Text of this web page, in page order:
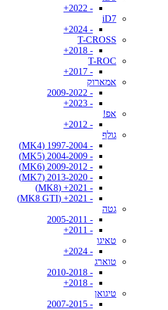
- 2022+
iD7
- 2024+
T-CROSS
- 2018+
T-ROC
- 2017+
אמארוק
- 2009-2022
- 2023+
אפ!
- 2012+
גולף
- 1997-2004 (MK4)
- 2004-2009 (MK5)
- 2009-2012 (MK6)
- 2013-2020 (MK7)
- 2021+ (MK8)
- 2021+ (MK8 GTI)
גטה
- 2005-2011
- 2011+
טאיגו
- 2024+
טוארג
- 2010-2018
- 2018+
טיגואן
- 2007-2015